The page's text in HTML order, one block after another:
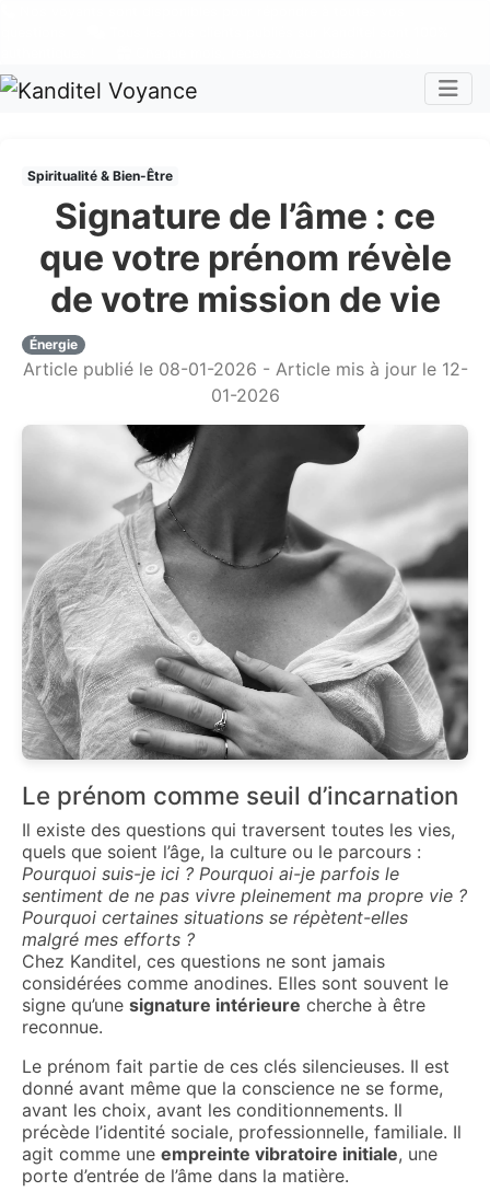
Spiritualité & Bien-Être
Signature de l’âme : ce
que votre prénom révèle
de votre mission de vie
Énergie
Article publié le 08-01-2026 - Article mis à jour le 12-
01-2026
Le prénom comme seuil d’incarnation
Il existe des questions qui traversent toutes les vies,
quels que soient l’âge, la culture ou le parcours :
Pourquoi suis-je ici ? Pourquoi ai-je parfois le
sentiment de ne pas vivre pleinement ma propre vie ?
Pourquoi certaines situations se répètent-elles
malgré mes efforts ?
Chez Kanditel, ces questions ne sont jamais
considérées comme anodines. Elles sont souvent le
signe qu’une signature intérieure cherche à être
reconnue.
Le prénom fait partie de ces clés silencieuses. Il est
donné avant même que la conscience ne se forme,
avant les choix, avant les conditionnements. Il
précède l’identité sociale, professionnelle, familiale. Il
agit comme une empreinte vibratoire initiale, une
porte d’entrée de l’âme dans la matière.